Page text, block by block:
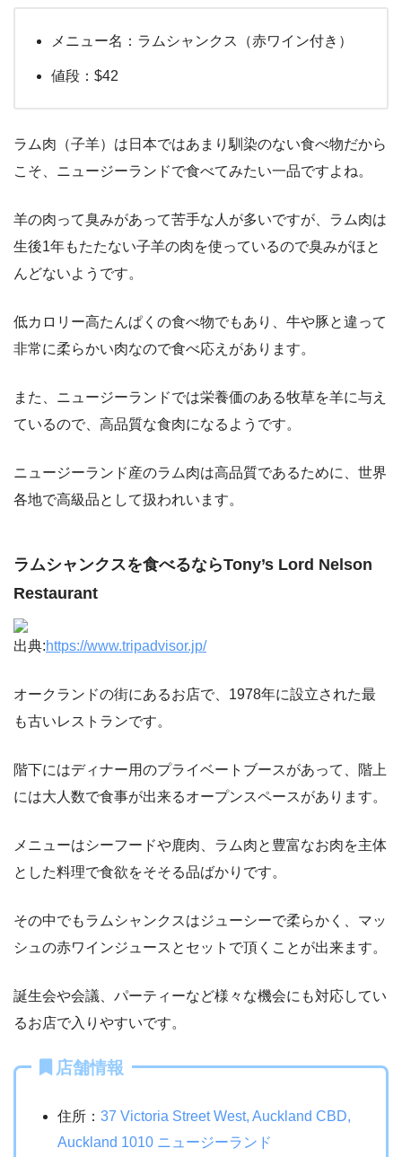
メニュー名：ラムシャンクス（赤ワイン付き）
値段：$42
ラム肉（子羊）は日本ではあまり馴染のない食べ物だから
こそ、ニュージーランドで食べてみたい一品ですよね。
羊の肉って臭みがあって苦手な人が多いですが、ラム肉は
生後1年もたたない子羊の肉を使っているので臭みがほと
んどないようです。
低カロリー高たんぱくの食べ物でもあり、牛や豚と違って
非常に柔らかい肉なので食べ応えがあります。
また、ニュージーランドでは栄養価のある牧草を羊に与え
ているので、高品質な食肉になるようです。
ニュージーランド産のラム肉は高品質であるために、世界
各地で高級品として扱われいます。
ラムシャンクスを食べるならTony’s Lord Nelson
Restaurant
出典:https://www.tripadvisor.jp/
オークランドの街にあるお店で、1978年に設立された最
も古いレストランです。
階下にはディナー用のプライベートブースがあって、階上
には大人数で食事が出来るオープンスペースがあります。
メニューはシーフードや鹿肉、ラム肉と豊富なお肉を主体
とした料理で食欲をそそる品ばかりです。
その中でもラムシャンクスはジューシーで柔らかく、マッ
シュの赤ワインジュースとセットで頂くことが出来ます。
誕生会や会議、パーティーなど様々な機会にも対応してい
るお店で入りやすいです。
店舗情報
住所：37 Victoria Street West, Auckland CBD,
Auckland 1010 ニュージーランド